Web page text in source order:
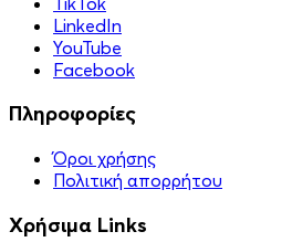
LinkedIn
YouTube
Facebook
Πληροφορίες
Όροι χρήσης
Πολιτική απορρήτου
Χρήσιμα Links